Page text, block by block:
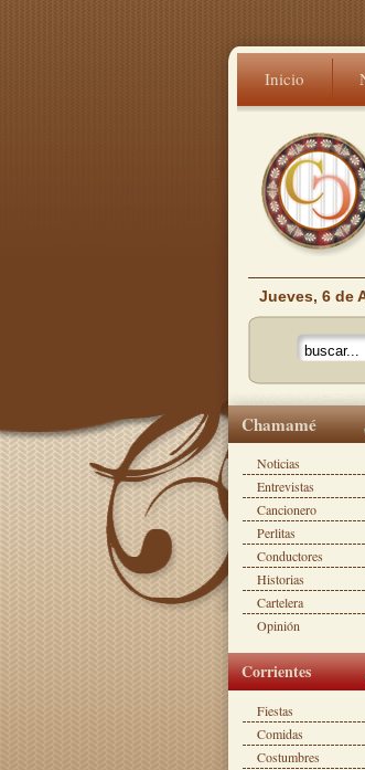
Inicio
Jueves, 6 de
Chamamé
Noticias
Entrevistas
Cancionero
Perlitas
Conductores
Historias
Cartelera
Opinión
Corrientes
Fiestas
Comidas
Costumbres